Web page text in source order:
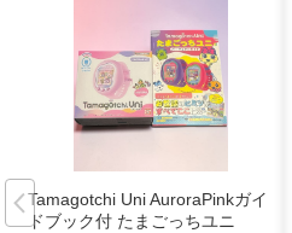
Tamagotchi Uni AuroraPinkガイ
ドブック付 たまごっちユニ